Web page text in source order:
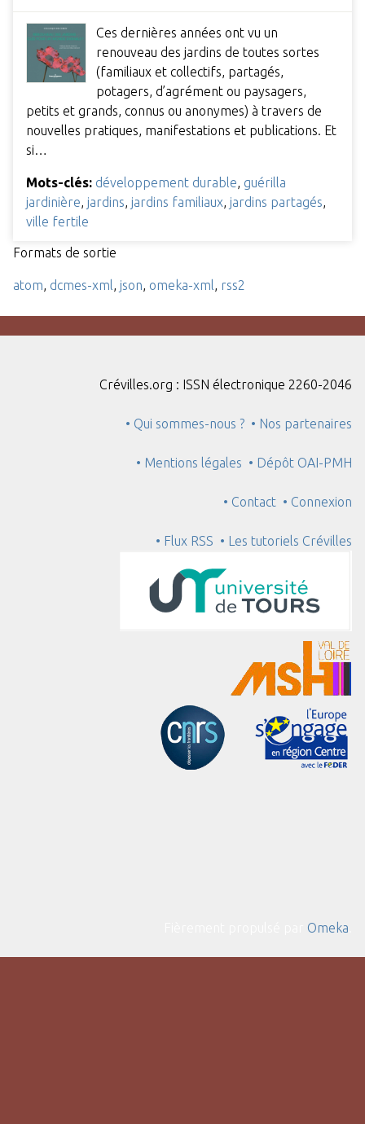
Ces dernières années ont vu un
renouveau des jardins de toutes sortes
(familiaux et collectifs, partagés,
potagers, d’agrément ou paysagers,
petits et grands, connus ou anonymes) à travers de
nouvelles pratiques, manifestations et publications. Et
si…
Mots-clés: développement durable, guérilla
jardinière, jardins, jardins familiaux, jardins partagés,
ville fertile
Formats de sortie
atom, dcmes-xml, json, omeka-xml, rss2
Crévilles.org : ISSN électronique 2260-2046
• Qui sommes-nous ? • Nos partenaires
• Mentions légales • Dépôt OAI-PMH
• Contact • Connexion
• Flux RSS • Les tutoriels Crévilles
Omeka